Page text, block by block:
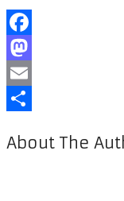
Facebook
Mastodon
Email
About The